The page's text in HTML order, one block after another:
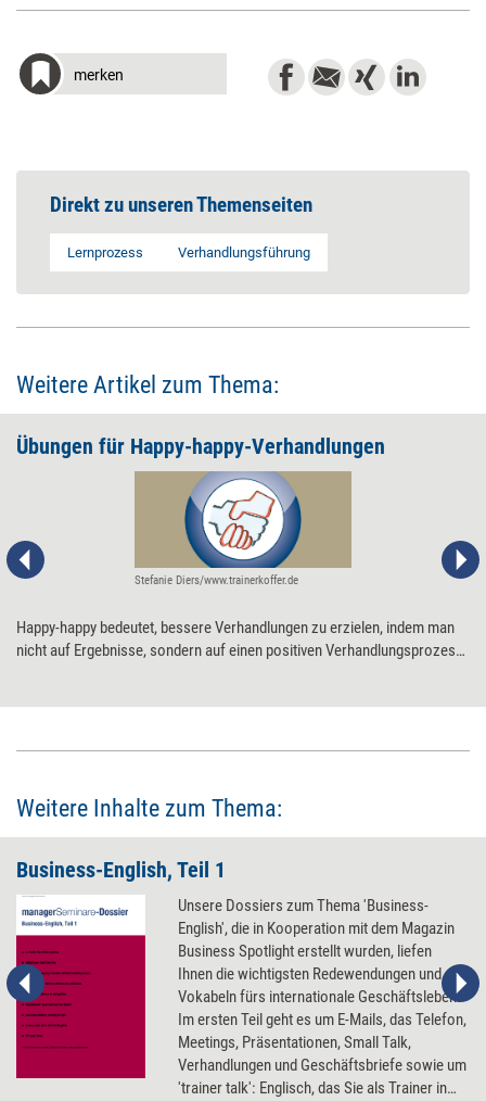
merken
Direkt zu unseren Themenseiten
Lernprozess Verhandlungsführung
Weitere Artikel zum Thema:
Übungen für Happy-happy-Verhandlungen
Stefanie Diers/www.trainerkoffer.de
Happy-happy bedeutet, bessere Verhandlungen zu erzielen, indem man
nicht auf Ergebnisse, sondern auf einen positiven Verhandlungsprozess
Weitere Inhalte zum Thema:
Business-English, Teil 1
Unsere Dossiers zum Thema 'Business-
English', die in Kooperation mit dem Magazin
Business Spotlight erstellt wurden, liefen
Ihnen die wichtigsten Redewendungen und
Vokabeln fürs internationale Geschäftsleben.
Im ersten Teil geht es um E-Mails, das Telefon,
Meetings, Präsentationen, Small Talk,
Verhandlungen und Geschäftsbriefe sowie um
'trainer talk': Englisch, das Sie als Trainer in